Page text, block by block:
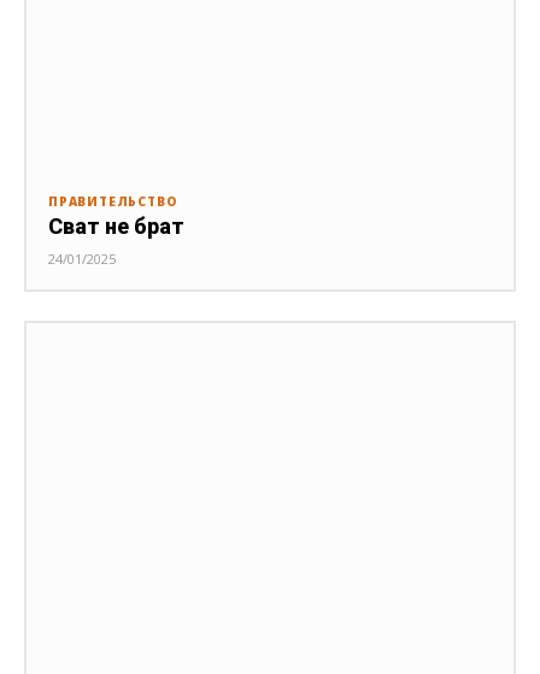
ПРАВИТЕЛЬСТВО
Сват не брат
24/01/2025